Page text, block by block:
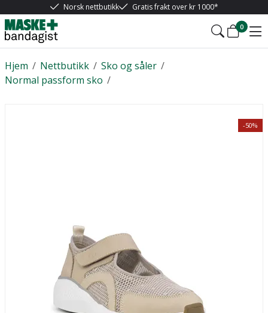
Norsk nettbutikk Gratis frakt over kr 1000*
0
/
Hjem /
Nettbutikk /
Sko og såler
/
Normal passform sko
-50%